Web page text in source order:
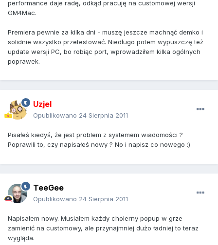
performance daje radę, odkąd pracuję na customowej wersji
GM4Mac.
Premiera pewnie za kilka dni - muszę jeszcze machnąć demko i
solidnie wszystko przetestować. Niedługo potem wypuszczę też
update wersji PC, bo robiąc port, wprowadziłem kilka ogólnych
poprawek.
Uzjel
Opublikowano 24 Sierpnia 2011
Pisałeś kiedyś, że jest problem z systemem wiadomości ?
Poprawili to, czy napisałeś nowy ? No i napisz co nowego :)
TeeGee
Opublikowano 24 Sierpnia 2011
Napisałem nowy. Musiałem każdy cholerny popup w grze
zamienić na customowy, ale przynajmniej dużo ładniej to teraz
wygląda.